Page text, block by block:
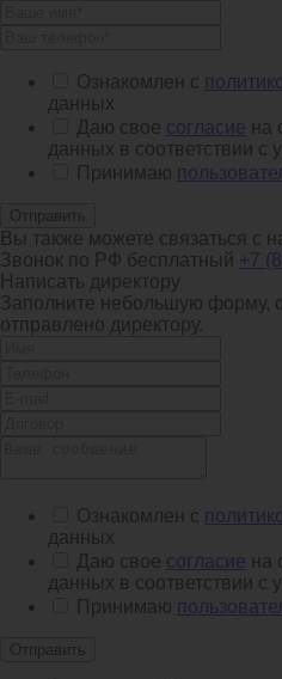
Ознакомлен с
данных
Даю свое согласие на
данных в соответствии с
Принимаю
Отправить
Вы также можете связаться с
Звонок по РФ бесплатный +7
Написать директору
Заполните небольшую форму,
отправлено директору.
Ознакомлен с
данных
Даю свое согласие на
данных в соответствии с
Принимаю
Отправить